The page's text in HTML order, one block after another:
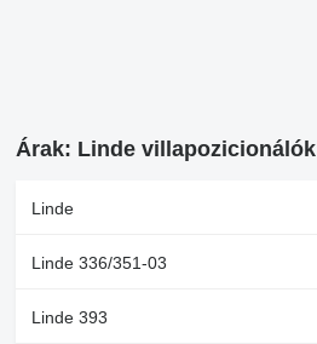
Árak: Linde villapozicionálók
Linde
Linde 336/351-03
Linde 393